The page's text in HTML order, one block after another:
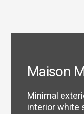
Maison
Minimal
interior white